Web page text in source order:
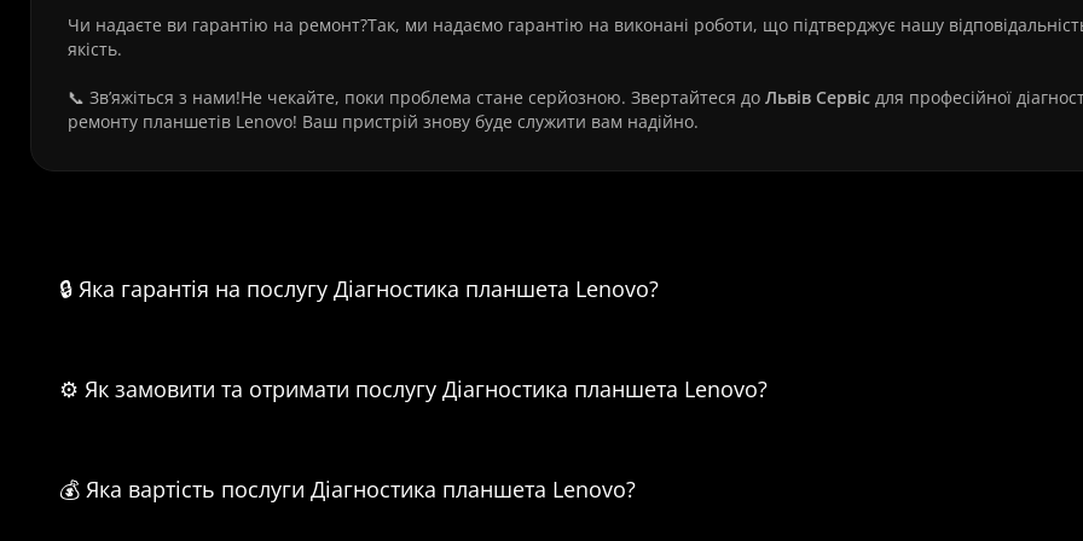
Чи надаєте ви гарантію на ремонт?Так, ми надаємо гарантію на виконані роботи, що підтверджує нашу
якість.
📞 Зв’яжіться з нами!Не чекайте, поки проблема стане серйозною. Звертайтеся до Львів Сервіс для професійної
ремонту планшетів Lenovo! Ваш пристрій знову буде служити вам надійно.
🔒 Яка гарантія на послугу Діагностика планшета Lenovo?
⚙️ Як замовити та отримати послугу Діагностика планшета Lenovo?
💰 Яка вартість послуги Діагностика планшета Lenovo?